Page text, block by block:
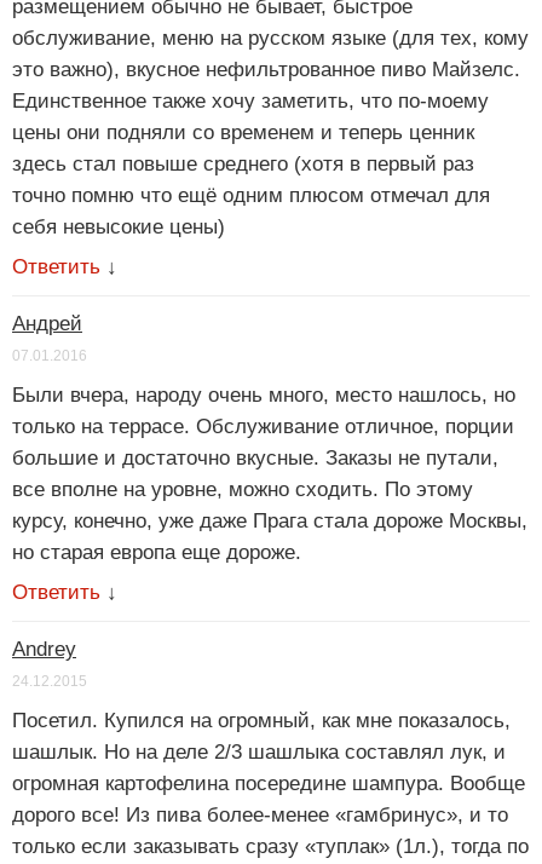
размещением обычно не бывает, быстрое
обслуживание, меню на русском языке (для тех, кому
это важно), вкусное нефильтрованное пиво Майзелс.
Единственное также хочу заметить, что по-моему
цены они подняли со временем и теперь ценник
здесь стал повыше среднего (хотя в первый раз
точно помню что ещё одним плюсом отмечал для
себя невысокие цены)
Ответить ↓
Андрей
07.01.2016
Были вчера, народу очень много, место нашлось, но
только на террасе. Обслуживание отличное, порции
большие и достаточно вкусные. Заказы не путали,
все вполне на уровне, можно сходить. По этому
курсу, конечно, уже даже Прага стала дороже Москвы,
но старая европа еще дороже.
Ответить ↓
Andrey
24.12.2015
Посетил. Купился на огромный, как мне показалось,
шашлык. Но на деле 2/3 шашлыка составлял лук, и
огромная картофелина посередине шампура. Вообще
дорого все! Из пива более-менее «гамбринус», и то
только если заказывать сразу «туплак» (1л.), тогда по